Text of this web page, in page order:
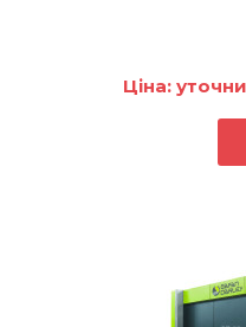
Ціна: